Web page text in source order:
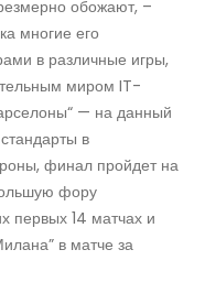
обожают, –
многие его
в различные игры,
миром IT-
— на данный
в
финал пройдет на
фору
первых 14 матчах и
в матче за